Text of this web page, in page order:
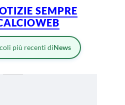
SEMPRE
più recenti diNews